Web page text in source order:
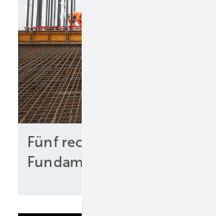
Fünf rechtliche Fallstricke
Fundamenten